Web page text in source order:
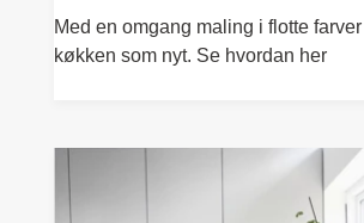
Med en omgang maling i flotte
køkken som nyt. Se hvordan her